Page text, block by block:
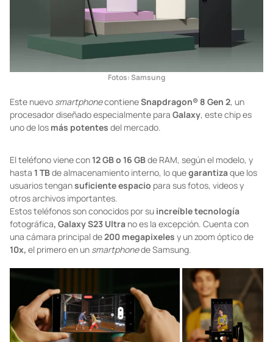
Fotos: Samsung
Este nuevo smartphonecontieneSnapdragon® 8 Gen 2, un
procesador diseñado especialmente para Galaxy, este chip es
uno de los más potentes del mercado.
El teléfono viene con12 GB o 16 GBde RAM, según el modelo, y
hasta 1 TBde almacenamiento interno, lo quegarantizaque los
usuarios tengansuficienteespacio para sus fotos, videos y
otros archivos importantes.
Estos teléfonos son conocidos por su increíbletecnología
fotográfica, Galaxy S23 Ultra no es la excepción. Cuenta con
una cámara principal de200 megapixeles y un zoom óptico de
10x, el primero en un smartphonede Samsung.